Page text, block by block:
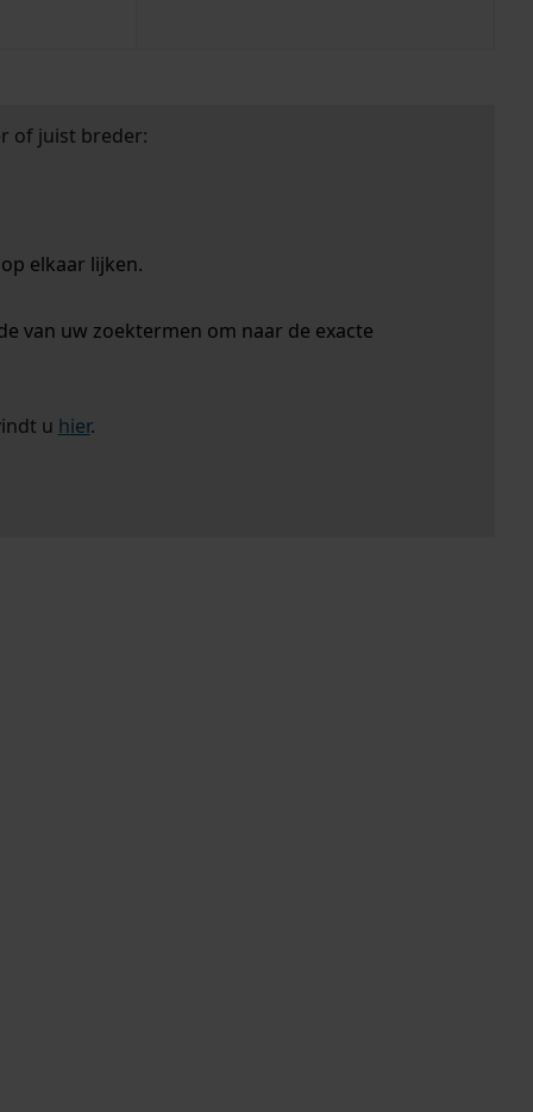
of juist breder:
elkaar lijken.
van uw zoektermen om naar de exacte
u hier.